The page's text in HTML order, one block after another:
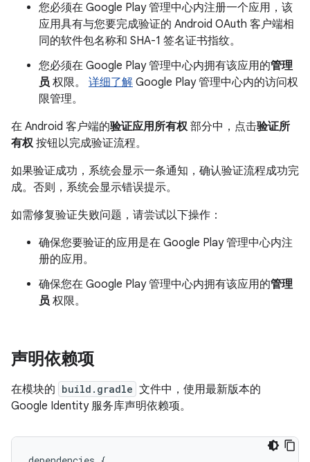
您必须在 Google Play 管理中心内注册一个应用，该
应用具有与您要完成验证的 Android OAuth 客户端相
同的软件包名称和 SHA-1 签名证书指纹。
您必须在 Google Play 管理中心内拥有该应用的管理
员权限。 详细了解 Google Play 管理中心内的访问权
限管理。
在 Android 客户端的验证应用所有权部分中，点击验证所
有权按钮以完成验证流程。
如果验证成功，系统会显示一条通知，确认验证流程成功完
成。否则，系统会显示错误提示。
如需修复验证失败问题，请尝试以下操作：
确保您要验证的应用是在 Google Play 管理中心内注
册的应用。
确保您在 Google Play 管理中心内拥有该应用的管理
员权限。
声明依赖项
在模块的 build.gradle 文件中，使用最新版本的
Google Identity 服务库声明依赖项。